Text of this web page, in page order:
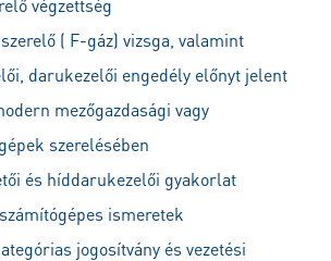
végzettség
( F-gáz) vizsga, valamint
darukezelői engedély előnyt jelent
mezőgazdasági vagy
szerelésében
és híddarukezelői gyakorlat
ismeretek
jogosítvány és vezetési